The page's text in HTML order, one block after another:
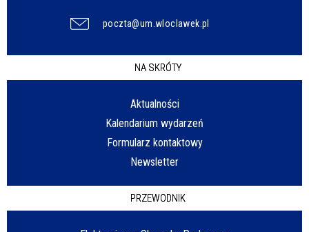
poczta@um.wloclawek.pl
NA SKRÓTY
Aktualności
Kalendarium wydarzeń
Formularz kontaktowy
Newsletter
PRZEWODNIK